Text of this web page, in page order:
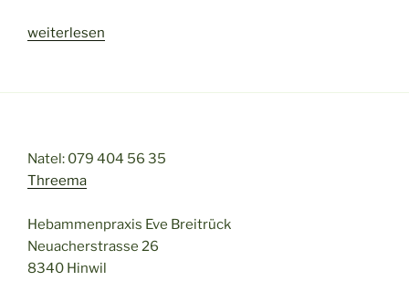
„Schwangerschaft“
weiterlesen
Natel: 079 404 56 35
Threema
Hebammenpraxis Eve Breitrück
Neuacherstrasse 26
8340 Hinwil